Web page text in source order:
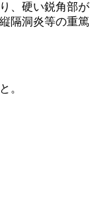
、硬い鋭角部が
隔洞炎等の重篤
。